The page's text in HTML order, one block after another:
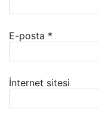
E-posta *
İnternet sitesi